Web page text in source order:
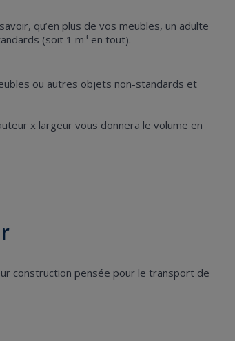
qu’en plus de vos meubles, un adulte
(soit 1 m³ en tout).
ou autres objets non-standards et
x largeur vous donnera le volume en
construction pensée pour le transport de